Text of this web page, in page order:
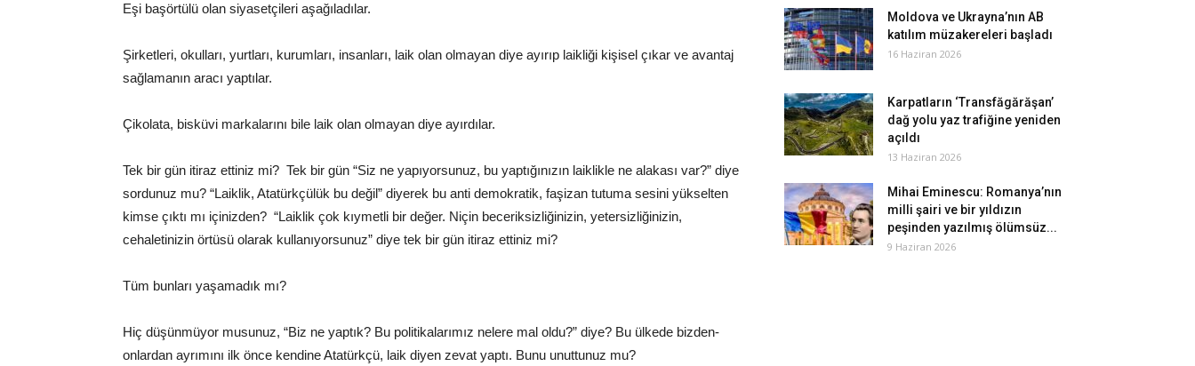
Eşi başörtülü olan siyasetçileri aşağıladılar.
Şirketleri, okulları, yurtları, kurumları, insanları, laik olan olmayan diye ayırıp laikliği kişisel çıkar ve avantaj
sağlamanın aracı yaptılar.
Çikolata, bisküvi markalarını bile laik olan olmayan diye ayırdılar.
Tek bir gün itiraz ettiniz mi? Tek bir gün “Siz ne yapıyorsunuz, bu yaptığınızın laiklikle ne alakası var?” diye
sordunuz mu? “Laiklik, Atatürkçülük bu değil” diyerek bu anti demokratik, faşizan tutuma sesini yükselten
kimse çıktı mı içinizden? “Laiklik çok kıymetli bir değer. Niçin beceriksizliğinizin, yetersizliğinizin,
cehaletinizin örtüsü olarak kullanıyorsunuz” diye tek bir gün itiraz ettiniz mi?
Tüm bunları yaşamadık mı?
Hiç düşünmüyor musunuz, “Biz ne yaptık? Bu politikalarımız nelere mal oldu?” diye? Bu ülkede bizden-
onlardan ayrımını ilk önce kendine Atatürkçü, laik diyen zevat yaptı. Bunu unuttunuz mu?
Moldova ve Ukrayna’nın AB
katılım müzakereleri başladı
16 Haziran 2026
Karpatların ‘Transfăgărăşan’
dağ yolu yaz trafiğine yeniden
açıldı
13 Haziran 2026
Mihai Eminescu: Romanya’nın
milli şairi ve bir yıldızın
peşinden yazılmış ölümsüz...
9 Haziran 2026